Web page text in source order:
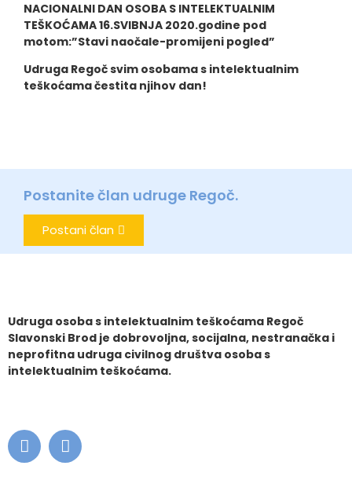
NACIONALNI DAN OSOBA S INTELEKTUALNIM
TEŠKOĆAMA 16.SVIBNJA 2020.godine pod
motom:”Stavi naočale-promijeni pogled”
Udruga Regoč svim osobama s intelektualnim
teškoćama čestita njihov dan!
Postanite član udruge Regoč.
Postani član
Udruga osoba s intelektualnim teškoćama Regoč
Slavonski Brod je dobrovoljna, socijalna, nestranačka i
neprofitna udruga civilnog društva osoba s
intelektualnim teškoćama.